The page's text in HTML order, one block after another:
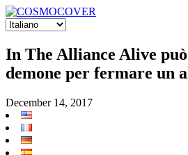
In The Alliance Alive
demone per fermare un
December 14, 2017